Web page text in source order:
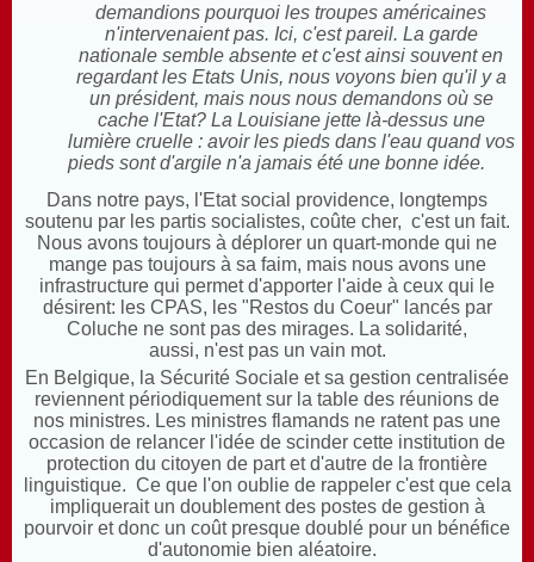
demandions pourquoi les troupes américaines
n'intervenaient pas. Ici, c'est pareil. La garde
nationale semble absente et c'est ainsi souvent en
regardant les Etats Unis, nous voyons bien qu'il y a
un président, mais nous nous demandons où se
cache l'Etat? La Louisiane jette là-dessus une
lumière cruelle : avoir les pieds dans l'eau quand vos
pieds sont d'argile n'a jamais été une bonne idée.
Dans notre pays, l'Etat social providence, longtemps
soutenu par les partis socialistes, coûte cher, c'est un fait.
Nous avons toujours à déplorer un quart-monde qui ne
mange pas toujours à sa faim, mais nous avons une
infrastructure qui permet d'apporter l'aide à ceux qui le
désirent: les CPAS, les "Restos du Coeur" lancés par
Coluche ne sont pas des mirages. La solidarité,
aussi, n'est pas un vain mot.
En Belgique, la Sécurité Sociale et sa gestion centralisée
reviennent périodiquement sur la table des réunions de
nos ministres. Les ministres flamands ne ratent pas une
occasion de relancer l'idée de scinder cette institution de
protection du citoyen de part et d'autre de la frontière
linguistique. Ce que l'on oublie de rappeler c'est que cela
impliquerait un doublement des postes de gestion à
pourvoir et donc un coût presque doublé pour un bénéfice
d'autonomie bien aléatoire.